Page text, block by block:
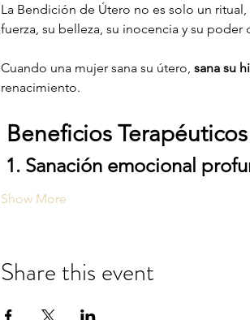
La Bendición de Útero no es solo un
fuerza, su belleza, su inocencia y su poder
Cuando una mujer sana su útero, sana su
renacimiento.
Beneficios
1. Sanación emocional
Show More
Share this event